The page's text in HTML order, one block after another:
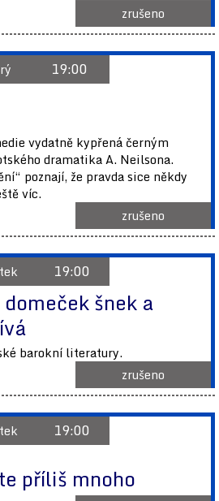
zrušeno
19:00
vydatně kypřená černým
dramatika A. Neilsona.
poznají, že pravda sice někdy
víc.
zrušeno
19:00
šnek a
barokní literatury.
zrušeno
19:00
příliš mnoho